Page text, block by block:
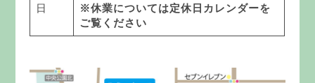
日
※休業については定休日カレンダーを
ご覧ください